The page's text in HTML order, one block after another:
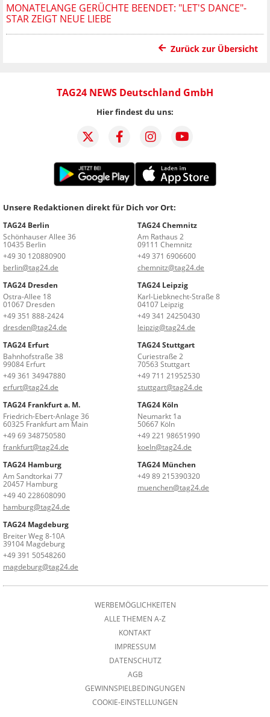
MONATELANGE GERÜCHTE BEENDET: "LET'S DANCE"-
STAR ZEIGT NEUE LIEBE
Zurück zur Übersicht
TAG24 NEWS Deutschland GmbH
Hier findest du uns:
Unsere Redaktionen direkt für Dich vor Ort:
TAG24 Berlin
Schönhauser Allee 36
10435 Berlin
+49 30 120880900
berlin@tag24.de
TAG24 Chemnitz
Am Rathaus 2
09111 Chemnitz
+49 371 6906600
chemnitz@tag24.de
TAG24 Dresden
Ostra-Allee 18
01067 Dresden
+49 351 888-2424
dresden@tag24.de
TAG24 Leipzig
Karl-Liebknecht-Straße 8
04107 Leipzig
+49 341 24250430
leipzig@tag24.de
TAG24 Erfurt
Bahnhofstraße 38
99084 Erfurt
+49 361 34947880
erfurt@tag24.de
TAG24 Stuttgart
Curiestraße 2
70563 Stuttgart
+49 711 21952530
stuttgart@tag24.de
TAG24 Frankfurt a. M.
Friedrich-Ebert-Anlage 36
60325 Frankfurt am Main
+49 69 348750580
frankfurt@tag24.de
TAG24 Köln
Neumarkt 1a
50667 Köln
+49 221 98651990
koeln@tag24.de
TAG24 Hamburg
Am Sandtorkai 77
20457 Hamburg
+49 40 228608090
hamburg@tag24.de
TAG24 München
+49 89 215390320
muenchen@tag24.de
TAG24 Magdeburg
Breiter Weg 8-10A
39104 Magdeburg
+49 391 50548260
magdeburg@tag24.de
WERBEMÖGLICHKEITEN
ALLE THEMEN A-Z
KONTAKT
IMPRESSUM
DATENSCHUTZ
AGB
GEWINNSPIELBEDINGUNGEN
COOKIE-EINSTELLUNGEN